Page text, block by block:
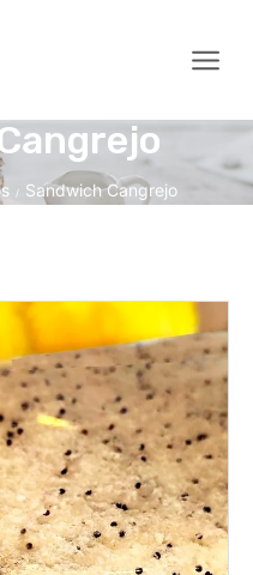
/ Sandwich Cangrejo